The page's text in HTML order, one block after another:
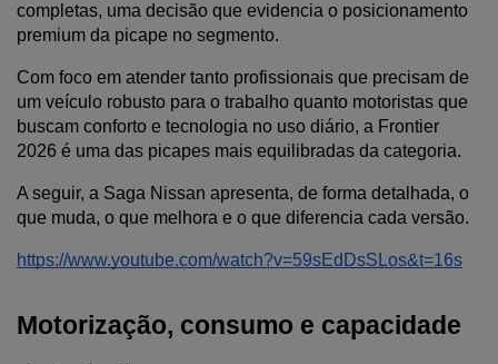
completas, uma decisão que evidencia o posicionamento
premium da picape no segmento.
Com foco em atender tanto profissionais que precisam de
um veículo robusto para o trabalho quanto motoristas que
buscam conforto e tecnologia no uso diário, a Frontier
2026 é uma das picapes mais equilibradas da categoria.
A seguir, a Saga Nissan apresenta, de forma detalhada, o
que muda, o que melhora e o que diferencia cada versão.
https://www.youtube.com/watch?v=59sEdDsSLos&t=16s
Motorização, consumo e capacidade